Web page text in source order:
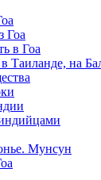
Гоа
в Гоа
Таиланде, на
Мунсун